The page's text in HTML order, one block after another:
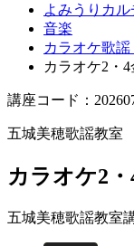
よみうりカ
音楽
カラオケ歌謡
カラオケ2・4
講座コード：
五城美穂歌謡教室
カラオケ2・
五城美穂歌謡教室